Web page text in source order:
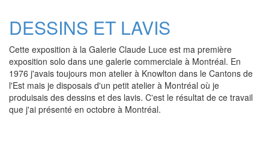
OU
DE
MÉMOIRE
1984-
1988
DESSINS ET LAVIS
Cette exposition à la Galerie Claude Luce est ma première
exposition solo dans une galerie commerciale à Montréal. En
1976 j'avais toujours mon atelier à Knowlton dans le Cantons de
l'Est mais je disposais d'un petit atelier à Montréal où je
produisais des dessins et des lavis. C'est le résultat de ce travail
que j'ai présenté en octobre à Montréal.